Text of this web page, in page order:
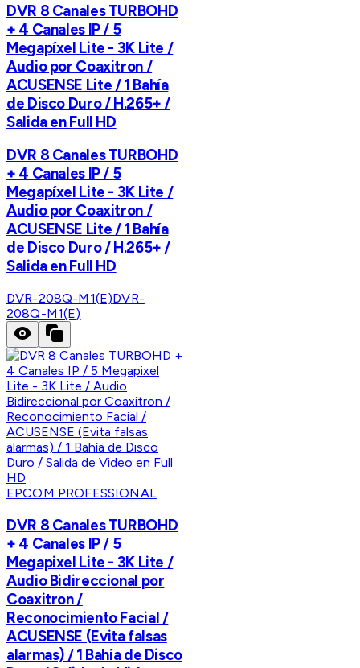
DVR 8 Canales TURBOHD
+ 4 Canales IP / 5
Megapíxel Lite - 3K Lite /
Audio por Coaxitron /
ACUSENSE Lite / 1 Bahía
de Disco Duro / H.265+ /
Salida en Full HD
DVR 8 Canales TURBOHD
+ 4 Canales IP / 5
Megapíxel Lite - 3K Lite /
Audio por Coaxitron /
ACUSENSE Lite / 1 Bahía
de Disco Duro / H.265+ /
Salida en Full HD
DVR-208Q-M1(E)DVR-
208Q-M1(E)
EPCOM PROFESSIONAL
DVR 8 Canales TURBOHD
+ 4 Canales IP / 5
Megapixel Lite - 3K Lite /
Audio Bidireccional por
Coaxitron /
Reconocimiento Facial /
ACUSENSE (Evita falsas
alarmas) / 1 Bahía de Disco